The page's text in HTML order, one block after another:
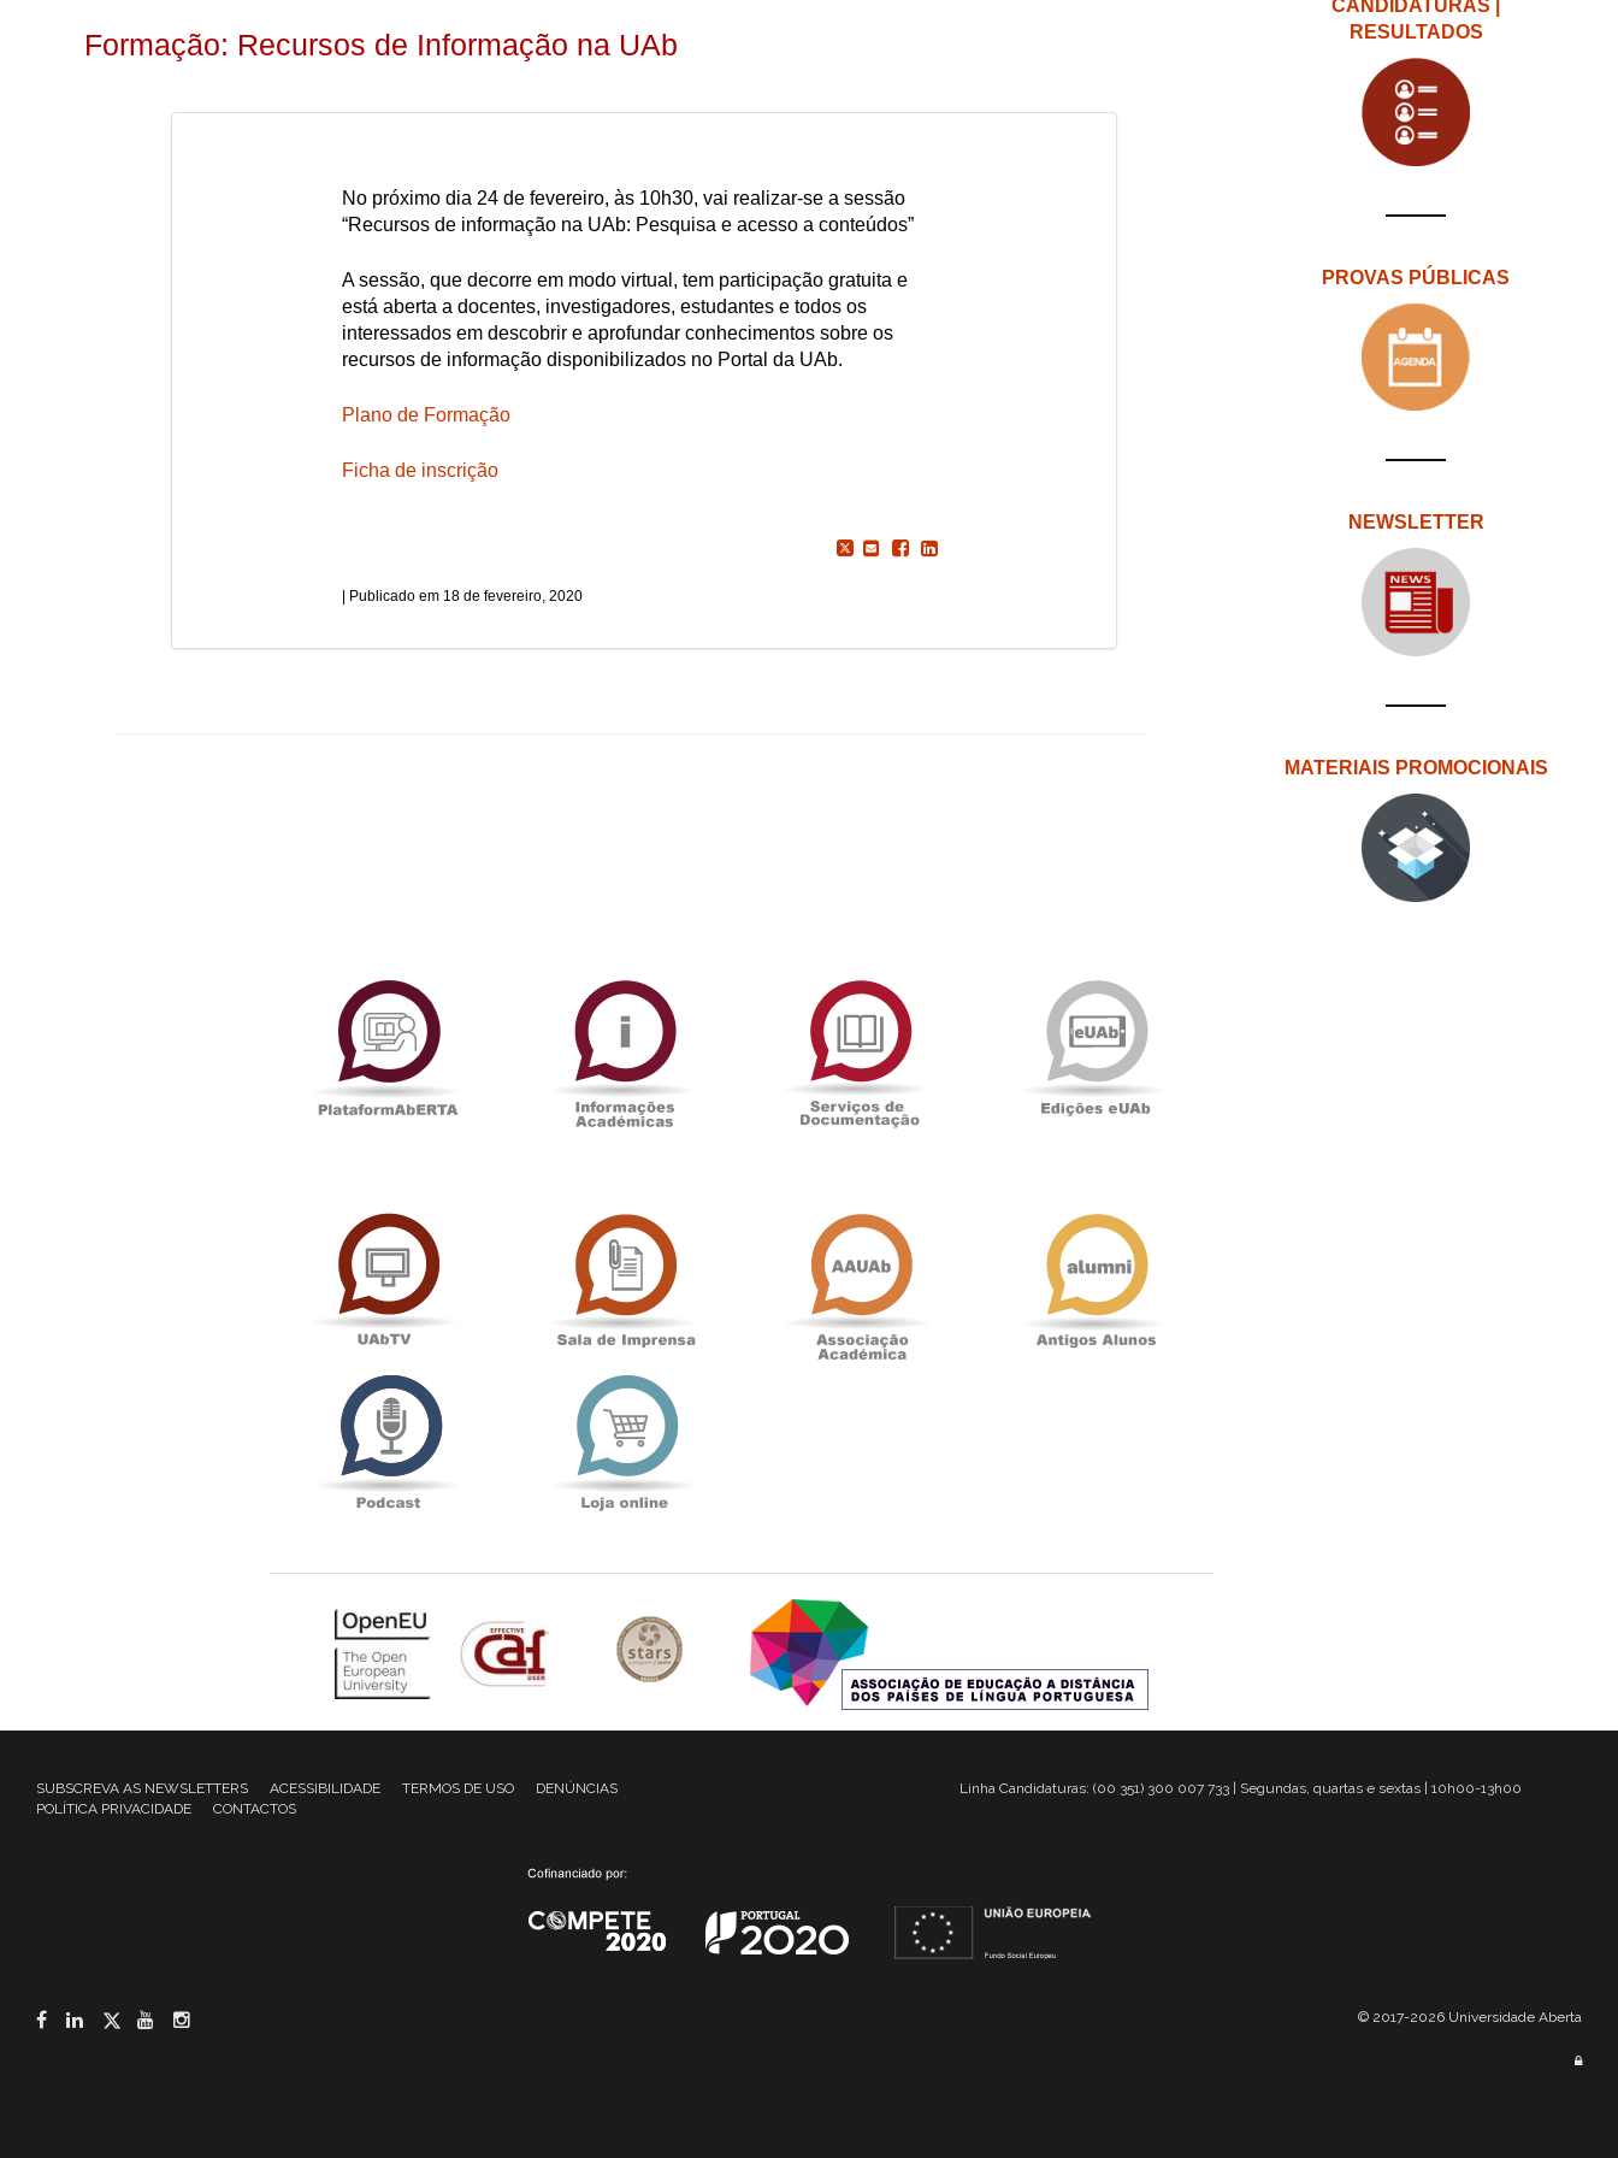
Formação: Recursos de Informação na UAb
No próximo dia 24 de fevereiro, às 10h30, vai realizar-se a sessão
“Recursos de informação na UAb: Pesquisa e acesso a conteúdos”
A sessão, que decorre em modo virtual, tem participação gratuita e
está aberta a docentes, investigadores, estudantes e todos os
interessados em descobrir e aprofundar conhecimentos sobre os
recursos de informação disponibilizados no Portal da UAb.
Plano de Formação
Ficha de inscrição
18 de fevereiro, 2020
CANDIDATURAS |
RESULTADOS
PROVAS PÚBLICAS
NEWSLETTER
MATERIAIS PROMOCIONAIS
PlataformAberta
Académicas
Documentação
SUBSCREVA AS NEWSLETTERS ACESSIBILIDADE TERMOS DE USO
DENÚNCIAS
POLÍTICA PRIVACIDADE
CONTACTOS
Linha Candidaturas: (00 351) 300 007 733 | Segundas, quartas e sextas | 10h00-13h00
Facebook
LinkedIn
Twitter
YouTube © 2017-2026 Universidade Aberta